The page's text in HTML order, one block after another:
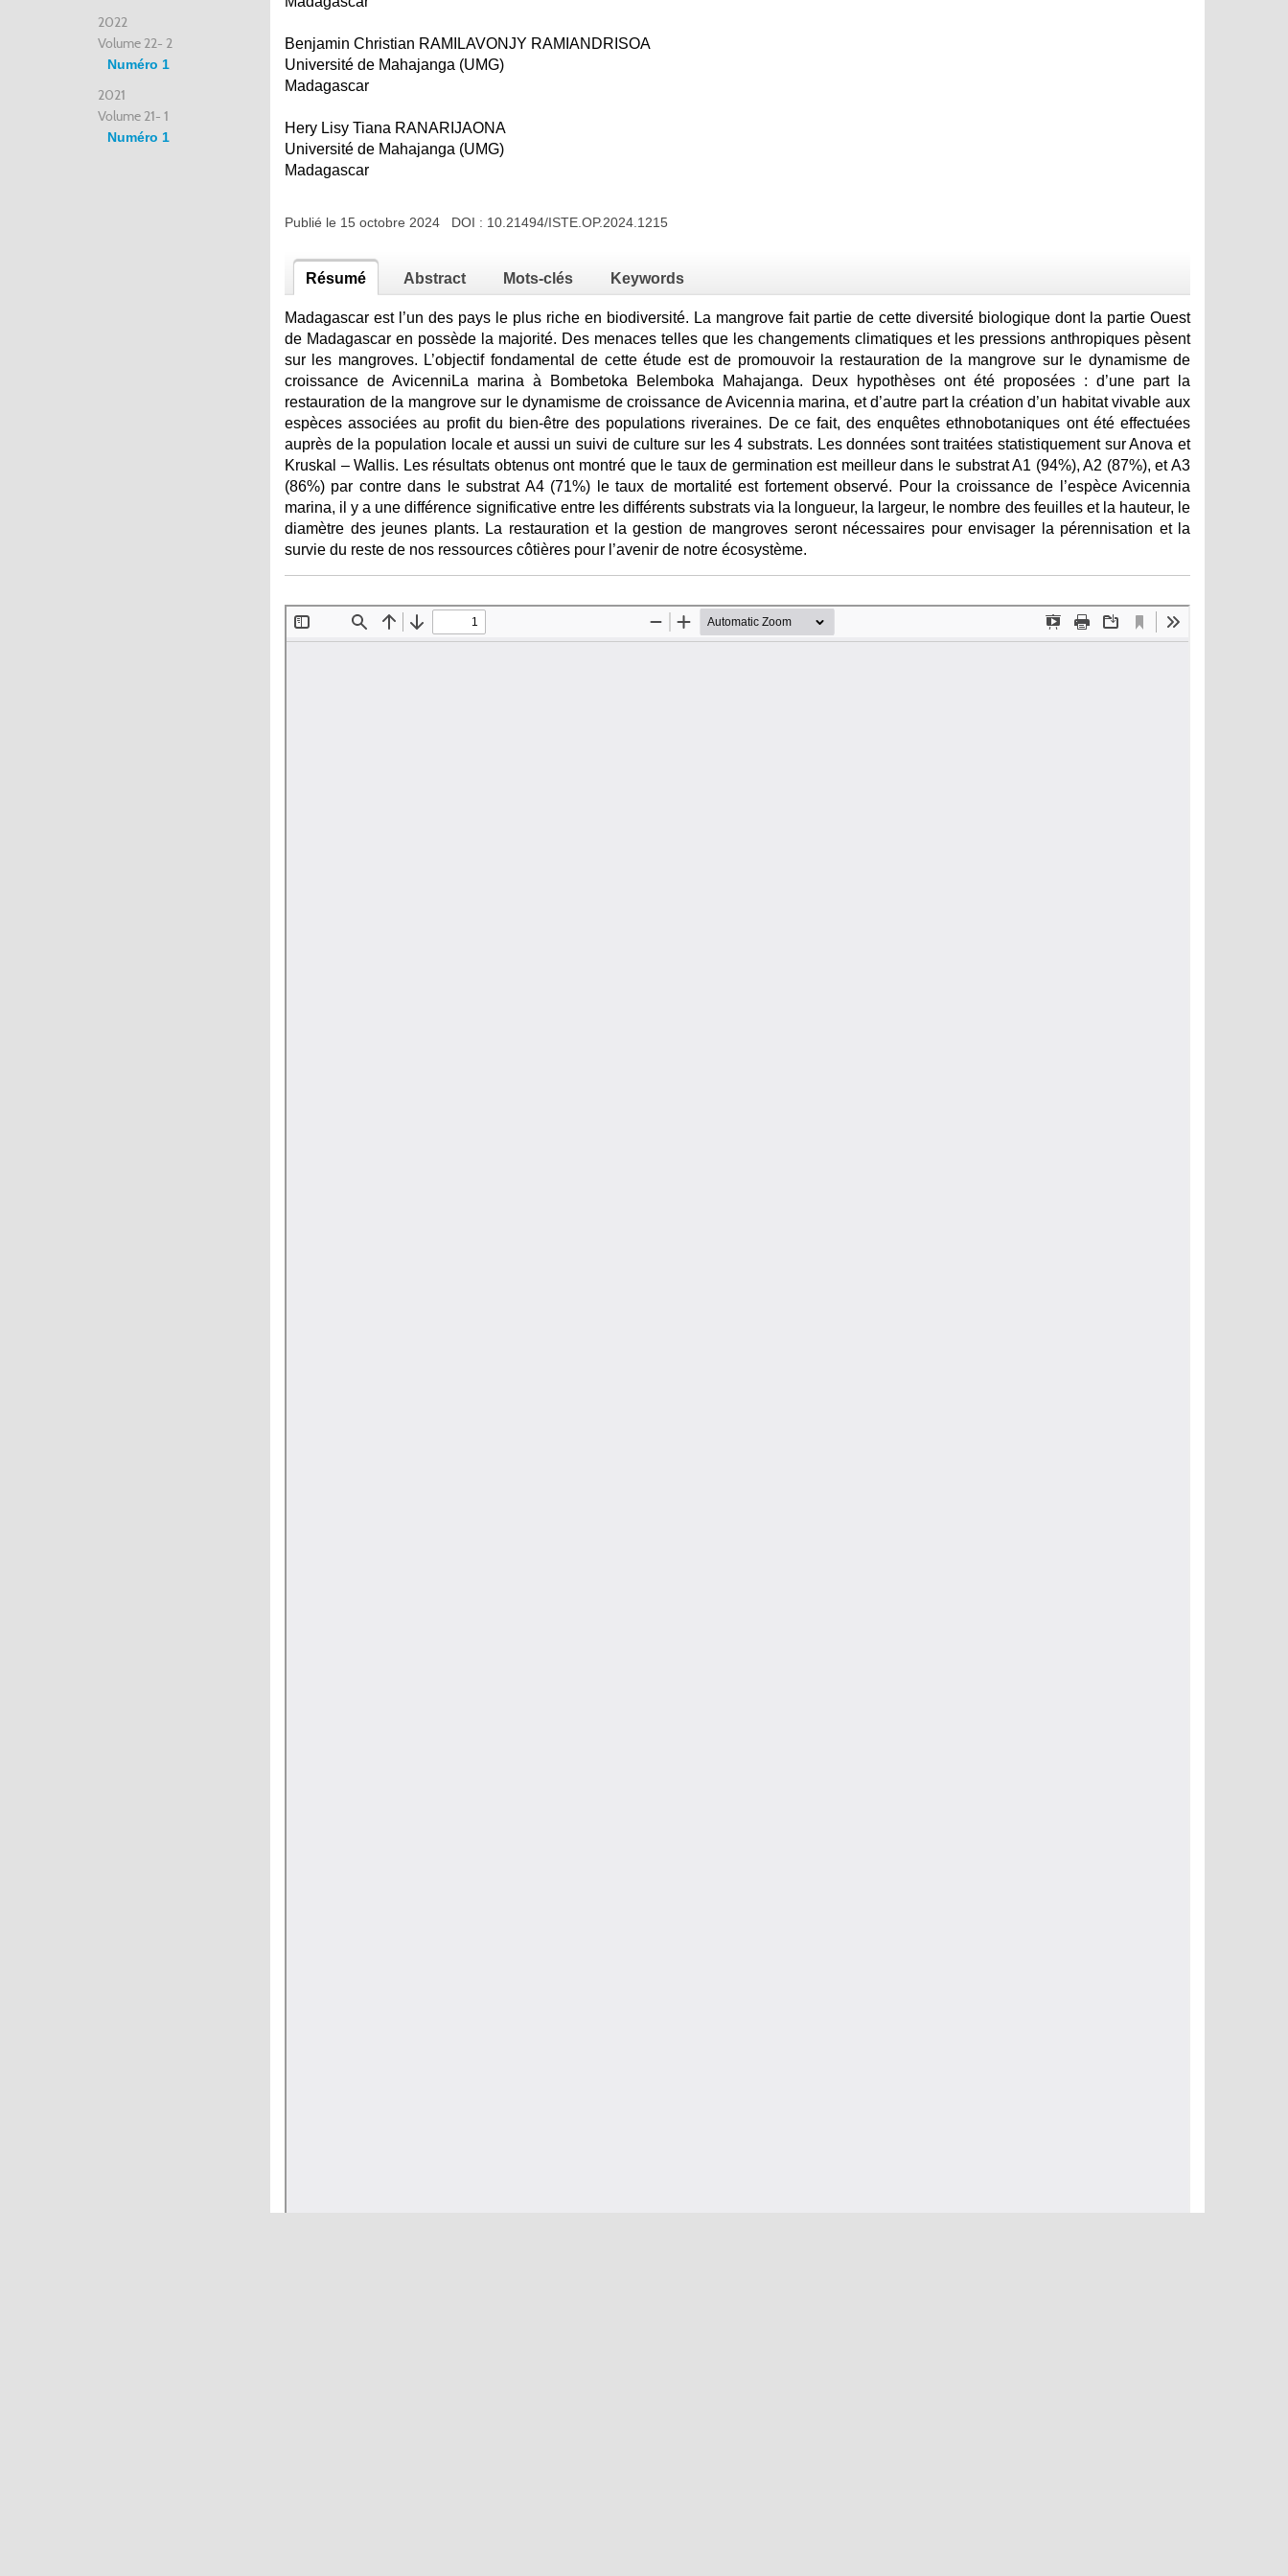
2022
Volume 22- 2
Numéro 1
2021
Volume 21- 1
Numéro 1
Benjamin Christian RAMILAVONJY RAMIANDRISOA
Université de Mahajanga (UMG)
Madagascar
Hery Lisy Tiana RANARIJAONA
Université de Mahajanga (UMG)
Madagascar
Publié le 15 octobre 2024 DOI : 10.21494/ISTE.OP.2024.1215
Résumé Abstract Mots-clés Keywords
Madagascar est l’un des pays le plus riche en biodiversité. La mangrove fait partie de cette diversité biologique dont la partie Ouest
de Madagascar en possède la majorité. Des menaces telles que les changements climatiques et les pressions anthropiques pèsent
sur les mangroves. L’objectif fondamental de cette étude est de promouvoir la restauration de la mangrove sur le dynamisme de
croissance de AvicenniLa marina à Bombetoka Belemboka Mahajanga. Deux hypothèses ont été proposées : d’une part la
restauration de la mangrove sur le dynamisme de croissance de Avicennia marina, et d’autre part la création d’un habitat vivable aux
espèces associées au profit du bien-être des populations riveraines. De ce fait, des enquêtes ethnobotaniques ont été effectuées
auprès de la population locale et aussi un suivi de culture sur les 4 substrats. Les données sont traitées statistiquement sur Anova et
Kruskal – Wallis. Les résultats obtenus ont montré que le taux de germination est meilleur dans le substrat A1 (94%), A2 (87%), et A3
(86%) par contre dans le substrat A4 (71%) le taux de mortalité est fortement observé. Pour la croissance de l’espèce Avicennia
marina, il y a une différence significative entre les différents substrats via la longueur, la largeur, le nombre des feuilles et la hauteur, le
diamètre des jeunes plants. La restauration et la gestion de mangroves seront nécessaires pour envisager la pérennisation et la
survie du reste de nos ressources côtières pour l’avenir de notre écosystème.